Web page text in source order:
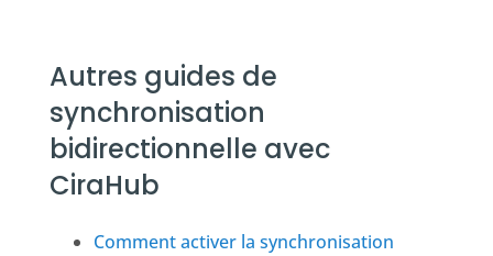
Autres guides de
synchronisation
bidirectionnelle avec
CiraHub
Comment activer la synchronisation